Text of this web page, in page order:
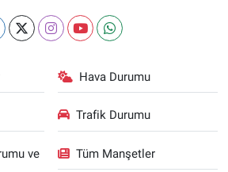
Hava Durumu
Trafik Durumu
ve
Tüm Manşetler